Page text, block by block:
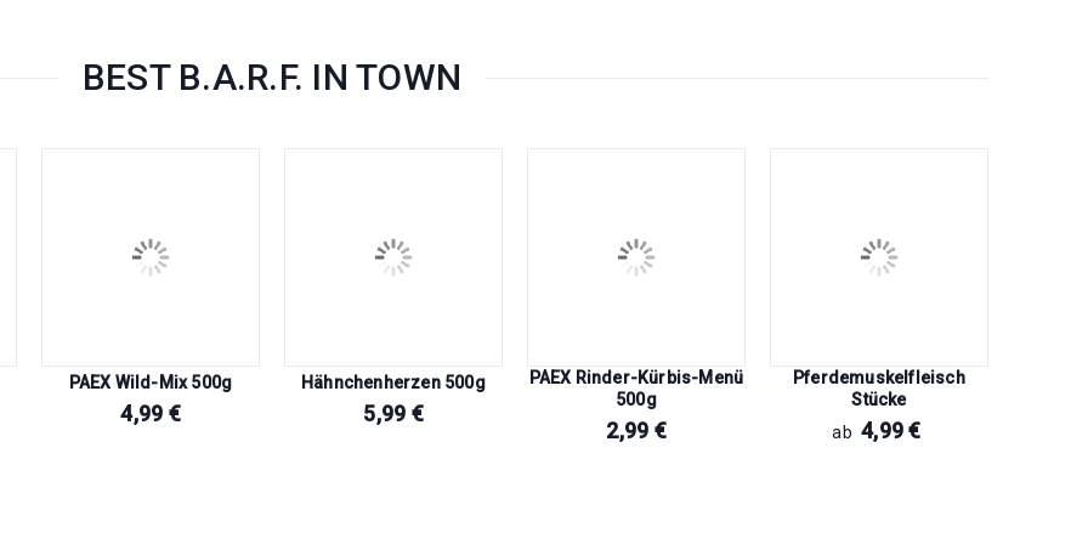
BEST B.A.R.F. IN TOWN
PAEX Wild-Mix 500g
4,99 €
Hähnchenherzen 500g
5,99 €
PAEX Rinder-Kürbis-Menü
500g
2,99 €
Pferdemuskelfleisch
Stücke
ab 4,99€